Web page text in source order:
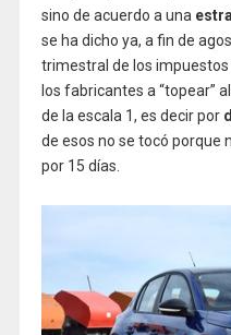
sino de acuerdo a una
se ha dicho ya, a fin de
trimestral de los impuestos
los fabricantes a “topear”
de la escala 1, es decir por
de esos no se tocó porque
por 15 días.